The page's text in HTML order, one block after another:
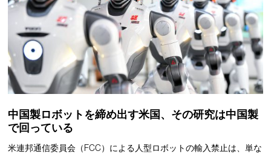
中国製ロボットを締め出す米国、その研究は中国製
で回っている
米連邦通信委員会（FCC）による人型ロボットの輸入禁止は、単な